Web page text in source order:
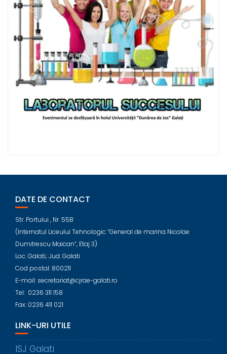
DATE DE CONTACT
Str. Portului , Nr. 55B
(Internatul Liceului Tehnologic “General de marina Nicolae
Dumitrescu Maican”, Etaj 3)
Loc. Galati; Jud. Galati
Cod postal: 800211
E-mail: secretariat@cjrae-galati.ro
Tel: 0236 311 158
Fax: 0236 411 021
LINK-URI UTILE
ISJ Galati